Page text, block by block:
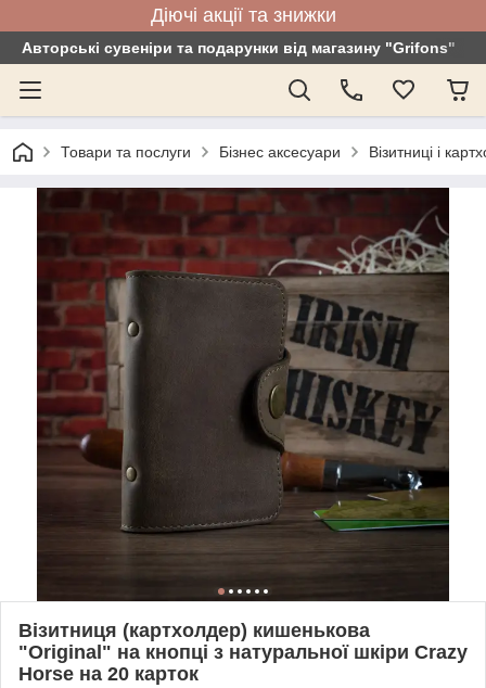
Діючі акції та знижки
Авторські сувеніри та подарунки від магазину "Grifons"
Товари та послуги Бізнес аксесуари Візитниці і
Візитниця (картхолдер) кишенькова
"Original" на кнопці з натуральної шкіри Crazy
Horse на 20 карток